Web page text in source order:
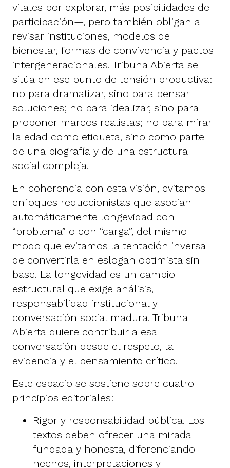
vitales por explorar, más posibilidades de
participación—, pero también obligan a
revisar instituciones, modelos de
bienestar, formas de convivencia y pactos
intergeneracionales. Tribuna Abierta se
sitúa en ese punto de tensión productiva:
no para dramatizar, sino para pensar
soluciones; no para idealizar, sino para
proponer marcos realistas; no para mirar
la edad como etiqueta, sino como parte
de una biografía y de una estructura
social compleja.
En coherencia con esta visión, evitamos
enfoques reduccionistas que asocian
automáticamente longevidad con
“problema” o con “carga”, del mismo
modo que evitamos la tentación inversa
de convertirla en eslogan optimista sin
base. La longevidad es un cambio
estructural que exige análisis,
responsabilidad institucional y
conversación social madura. Tribuna
Abierta quiere contribuir a esa
conversación desde el respeto, la
evidencia y el pensamiento crítico.
Este espacio se sostiene sobre cuatro
principios editoriales:
Rigor y responsabilidad pública. Los
textos deben ofrecer una mirada
fundada y honesta, diferenciando
hechos, interpretaciones y